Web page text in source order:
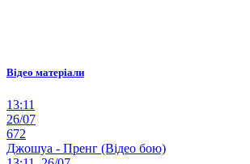
Відео матеріали
13:11
26/07
672
Джошуа - Пренг (Відео бою)